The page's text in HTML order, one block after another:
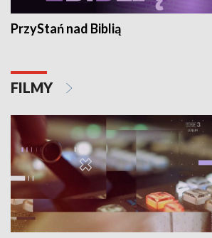
PrzyStań nad Biblią
FILMY